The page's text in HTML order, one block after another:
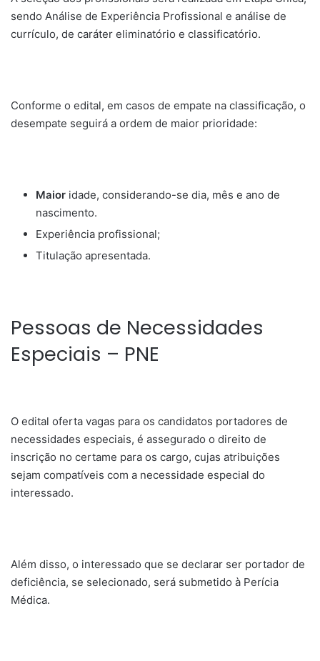
sendo Análise de Experiência Profissional e análise de
currículo, de caráter eliminatório e classificatório.
Conforme o edital, em casos de empate na classificação, o
desempate seguirá a ordem de maior prioridade:
Maior idade, considerando-se dia, mês e ano de
nascimento.
Experiência profissional;
Titulação apresentada.
Pessoas de Necessidades
Especiais – PNE
O edital oferta vagas para os candidatos portadores de
necessidades especiais, é assegurado o direito de
inscrição no certame para os cargo, cujas atribuições
sejam compatíveis com a necessidade especial do
interessado.
Além disso, o interessado que se declarar ser portador de
deficiência, se selecionado, será submetido à Perícia
Médica.